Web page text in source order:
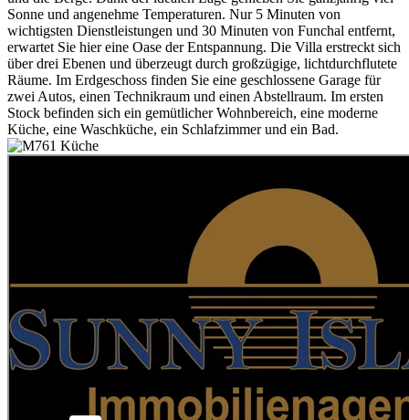
Sonne und angenehme Temperaturen. Nur 5 Minuten von
wichtigsten Dienstleistungen und 30 Minuten von Funchal entfernt,
erwartet Sie hier eine Oase der Entspannung. Die Villa erstreckt sich
über drei Ebenen und überzeugt durch großzügige, lichtdurchflutete
Räume. Im Erdgeschoss finden Sie eine geschlossene Garage für
zwei Autos, einen Technikraum und einen Abstellraum. Im ersten
Stock befinden sich ein gemütlicher Wohnbereich, eine moderne
Küche, eine Waschküche, ein Schlafzimmer und ein Bad.